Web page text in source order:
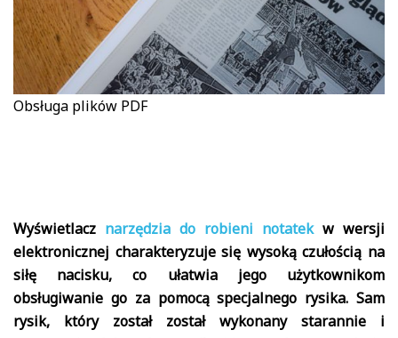
Obsługa plików PDF
Wyświetlacz narzędzia do robieni notatekw wersji
elektronicznej charakteryzuje się wysoką czułością na
siłę nacisku, co ułatwia jego użytkownikom
obsługiwanie go za pomocą specjalnego rysika. Sam
rysik, który został został wykonany starannie i